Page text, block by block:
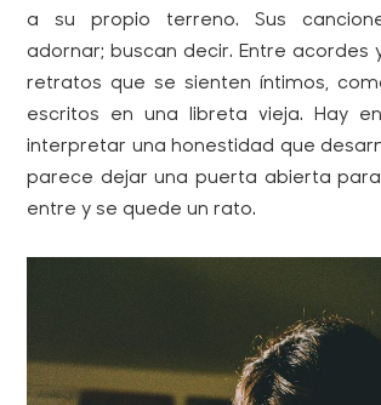
a su propio terreno. Sus
adornar; buscan decir. Entre acordes
retratos que se sienten íntimos,
escritos en una libreta vieja. Hay
interpretar una honestidad que
parece dejar una puerta abierta
entre y se quede un rato.